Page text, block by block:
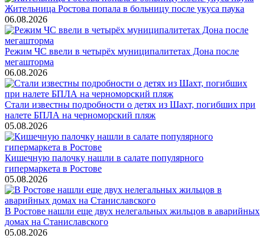
Жительница Ростова попала в больницу после укуса паука
06.08.2026
Режим ЧС ввели в четырёх муниципалитетах Дона после
мегашторма
06.08.2026
Стали известны подробности о детях из Шахт, погибших при
налете БПЛА на черноморский пляж
05.08.2026
Кишечную палочку нашли в салате популярного
гипермаркета в Ростове
05.08.2026
В Ростове нашли еще двух нелегальных жильцов в аварийных
домах на Станиславского
05.08.2026